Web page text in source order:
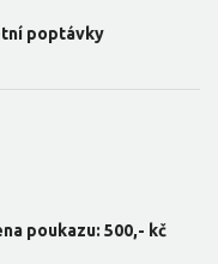
poptávky
poukazu: 500,- kč